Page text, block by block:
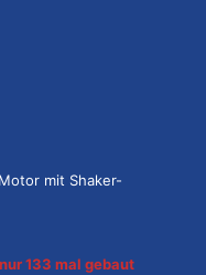
mit Shaker-
133 mal gebaut